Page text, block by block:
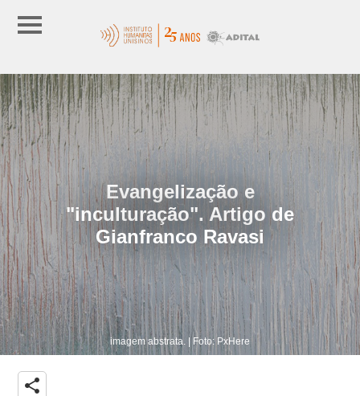
Evangelização e
"inculturação". Artigo de
Gianfranco Ravasi
imagem abstrata. | Foto: PxHere
share